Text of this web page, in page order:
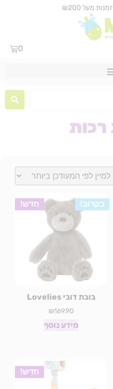
מעל ₪200
0
רכות
חדש! בקרוב!
בובת דובי Lovelies
₪169.90
מידע נוסף
חדש!